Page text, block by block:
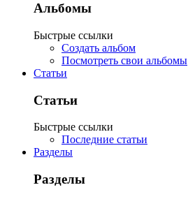
Альбомы
Быстрые ссылки
Создать альбом
Посмотреть свои альбомы
Статьи
Статьи
Быстрые ссылки
Последние статьи
Разделы
Разделы